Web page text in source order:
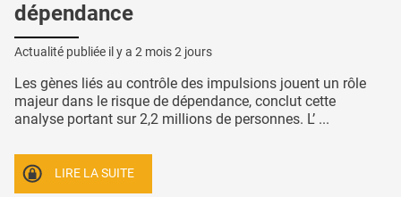
dépendance
Actualité publiée il y a 2 mois 2 jours
Les gènes liés au contrôle des impulsions jouent un rôle
majeur dans le risque de dépendance, conclut cette
analyse portant sur 2,2 millions de personnes. L’ ...
LIRE LA SUITE